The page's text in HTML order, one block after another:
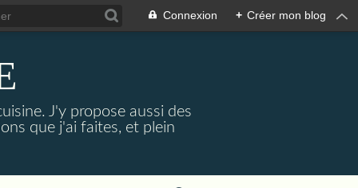
Connexion + Créer mon blog
J'y propose aussi des
que j'ai faites, et plein